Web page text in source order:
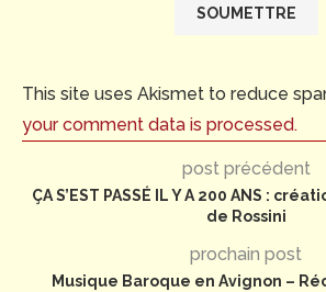
This site uses Akismet to reduce
your comment data is processed.
post précédent
ÇA S’EST PASSÉ IL Y A 200 ANS :
de Rossini
prochain post
Musique Baroque en Avignon –